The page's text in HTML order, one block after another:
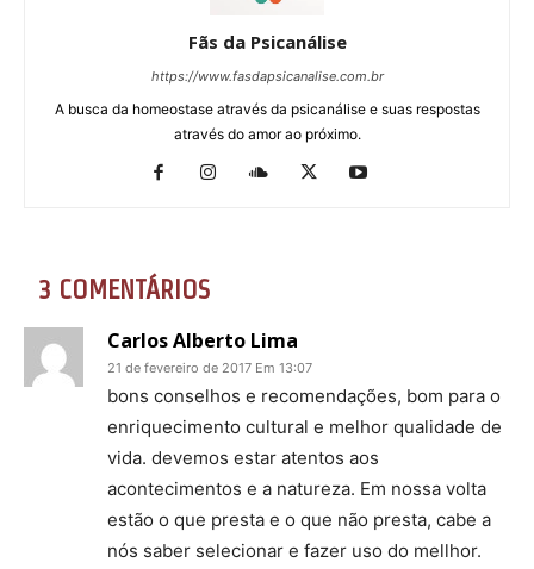
Fãs da Psicanálise
https://www.fasdapsicanalise.com.br
A busca da homeostase através da psicanálise e suas respostas
através do amor ao próximo.
3 COMENTÁRIOS
Carlos Alberto Lima
21 de fevereiro de 2017 Em 13:07
bons conselhos e recomendações, bom para o
enriquecimento cultural e melhor qualidade de
vida. devemos estar atentos aos
acontecimentos e a natureza. Em nossa volta
estão o que presta e o que não presta, cabe a
nós saber selecionar e fazer uso do mellhor.